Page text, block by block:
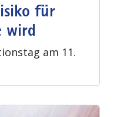
für
wird
am 11.